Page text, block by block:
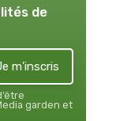
de
m'inscris
garden et